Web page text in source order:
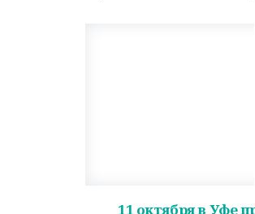
11 октября в Уфе